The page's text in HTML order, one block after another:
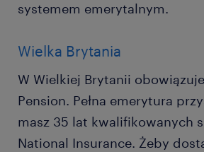
systemem emerytalnym.
Wielka Brytania
W Wielkiej Brytanii
Pension. Pełna emerytura
masz 35 lat kwalifikowanych
National Insurance. Żeby